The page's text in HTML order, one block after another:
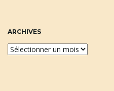
ARCHIVES
A